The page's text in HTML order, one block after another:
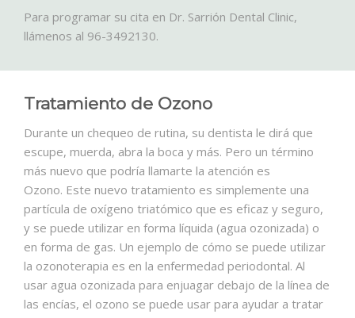
Para programar su cita en Dr. Sarrión Dental Clinic,
llámenos al 96-3492130.
Tratamiento de Ozono
Durante un chequeo de rutina, su dentista le dirá que
escupe, muerda, abra la boca y más. Pero un término
más nuevo que podría llamarte la atención es
Ozono. Este nuevo tratamiento es simplemente una
partícula de oxígeno triatómico que es eficaz y seguro,
y se puede utilizar en forma líquida (agua ozonizada) o
en forma de gas. Un ejemplo de cómo se puede utilizar
la ozonoterapia es en la enfermedad periodontal. Al
usar agua ozonizada para enjuagar debajo de la línea de
las encías, el ozono se puede usar para ayudar a tratar